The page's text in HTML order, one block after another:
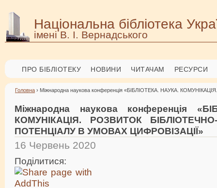
Національна бібліотека
імені В. І. Вернадського
ПРО БІБЛІОТЕКУ НОВИНИ ЧИТАЧАМ РЕСУРСИ
Головна › Міжнародна наукова конференція «БІБЛІОТЕКА. НАУКА.
Міжнародна наукова конференція
КОМУНІКАЦІЯ. РОЗВИТОК
ПОТЕНЦІАЛУ В УМОВАХ ЦИФРОВІЗАЦІЇ»
16 Червень 2020
Поділитися: